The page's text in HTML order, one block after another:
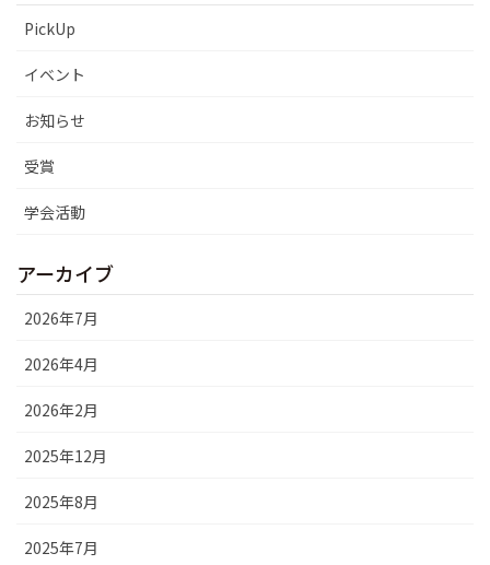
PickUp
イベント
お知らせ
受賞
学会活動
アーカイブ
2026年7月
2026年4月
2026年2月
2025年12月
2025年8月
2025年7月